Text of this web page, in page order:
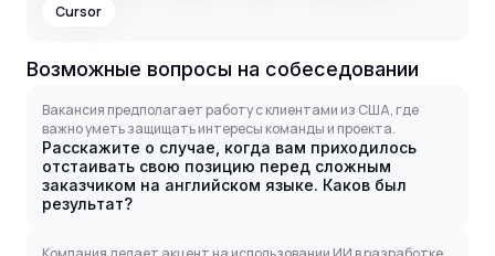
Cursor
Возможные вопросы на собеседовании
Вакансия предполагает работу с клиентами из США, где
важно уметь защищать интересы команды и проекта.
Расскажите о случае, когда вам приходилось
отстаивать свою позицию перед сложным
заказчиком на английском языке. Каков был
результат?